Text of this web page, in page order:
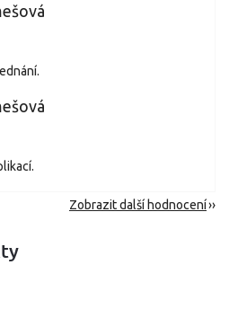
Zobrazit další hodnocení